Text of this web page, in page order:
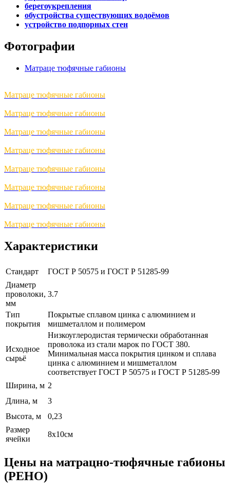
берегоукрепления
обустройства существующих водоёмов
устройство подпорных стен
Фотографии
Матраце тюфячные габионы
Матраце тюфячные габионы
Матраце тюфячные габионы
Матраце тюфячные габионы
Матраце тюфячные габионы
Матраце тюфячные габионы
Матраце тюфячные габионы
Матраце тюфячные габионы
Матраце тюфячные габионы
Характеристики
Стандарт
ГОСТ Р 50575 и ГОСТ Р 51285-99
Диаметр
проволоки,
мм
3.7
Тип
покрытия
Покрытые сплавом цинка с алюминием и
мишметаллом и полимером
Исходное
сырьё
Низкоуглеродистая термически обработанная
проволока из стали марок по ГОСТ 380.
Минимальная масса покрытия цинком и сплава
цинка с алюминием и мишметаллом
соответствует ГОСТ Р 50575 и ГОСТ Р 51285-99
Ширина, м 2
Длина, м
3
Высота, м
0,23
Размер
ячейки
8х10см
Цены на матрацно-тюфячные габионы
(РЕНО)